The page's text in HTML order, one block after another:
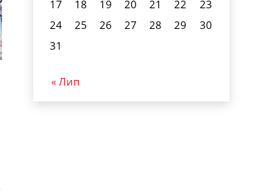
17
18 19 20 21 22
23
24
25 26 27 28 29
30
31
« Лип